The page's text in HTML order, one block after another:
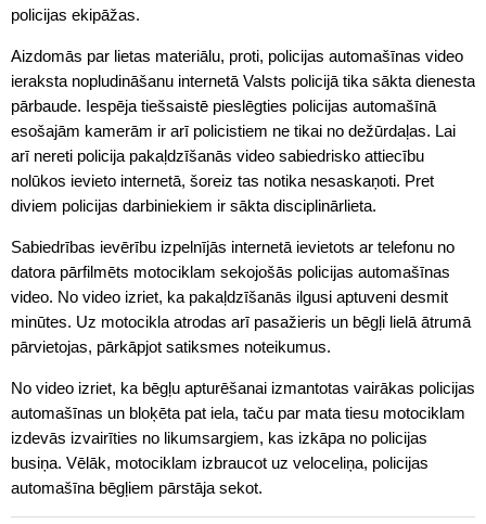
policijas ekipāžas.
Aizdomās par lietas materiālu, proti, policijas automašīnas video
ieraksta nopludināšanu internetā Valsts policijā tika sākta dienesta
pārbaude. Iespēja tiešsaistē pieslēgties policijas automašīnā
esošajām kamerām ir arī policistiem ne tikai no dežūrdaļas. Lai
arī nereti policija pakaļdzīšanās video sabiedrisko attiecību
nolūkos ievieto internetā, šoreiz tas notika nesaskaņoti. Pret
diviem policijas darbiniekiem ir sākta disciplinārlieta.
Sabiedrības ievērību izpelnījās internetā ievietots ar telefonu no
datora pārfilmēts motociklam sekojošās policijas automašīnas
video. No video izriet, ka pakaļdzīšanās ilgusi aptuveni desmit
minūtes. Uz motocikla atrodas arī pasažieris un bēgļi lielā ātrumā
pārvietojas, pārkāpjot satiksmes noteikumus.
No video izriet, ka bēgļu apturēšanai izmantotas vairākas policijas
automašīnas un bloķēta pat iela, taču par mata tiesu motociklam
izdevās izvairīties no likumsargiem, kas izkāpa no policijas
busiņa. Vēlāk, motociklam izbraucot uz veloceliņa, policijas
automašīna bēgļiem pārstāja sekot.